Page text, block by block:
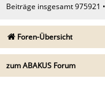
Beiträge insgesamt975921
Foren-Übersicht
zum ABAKUS Forum